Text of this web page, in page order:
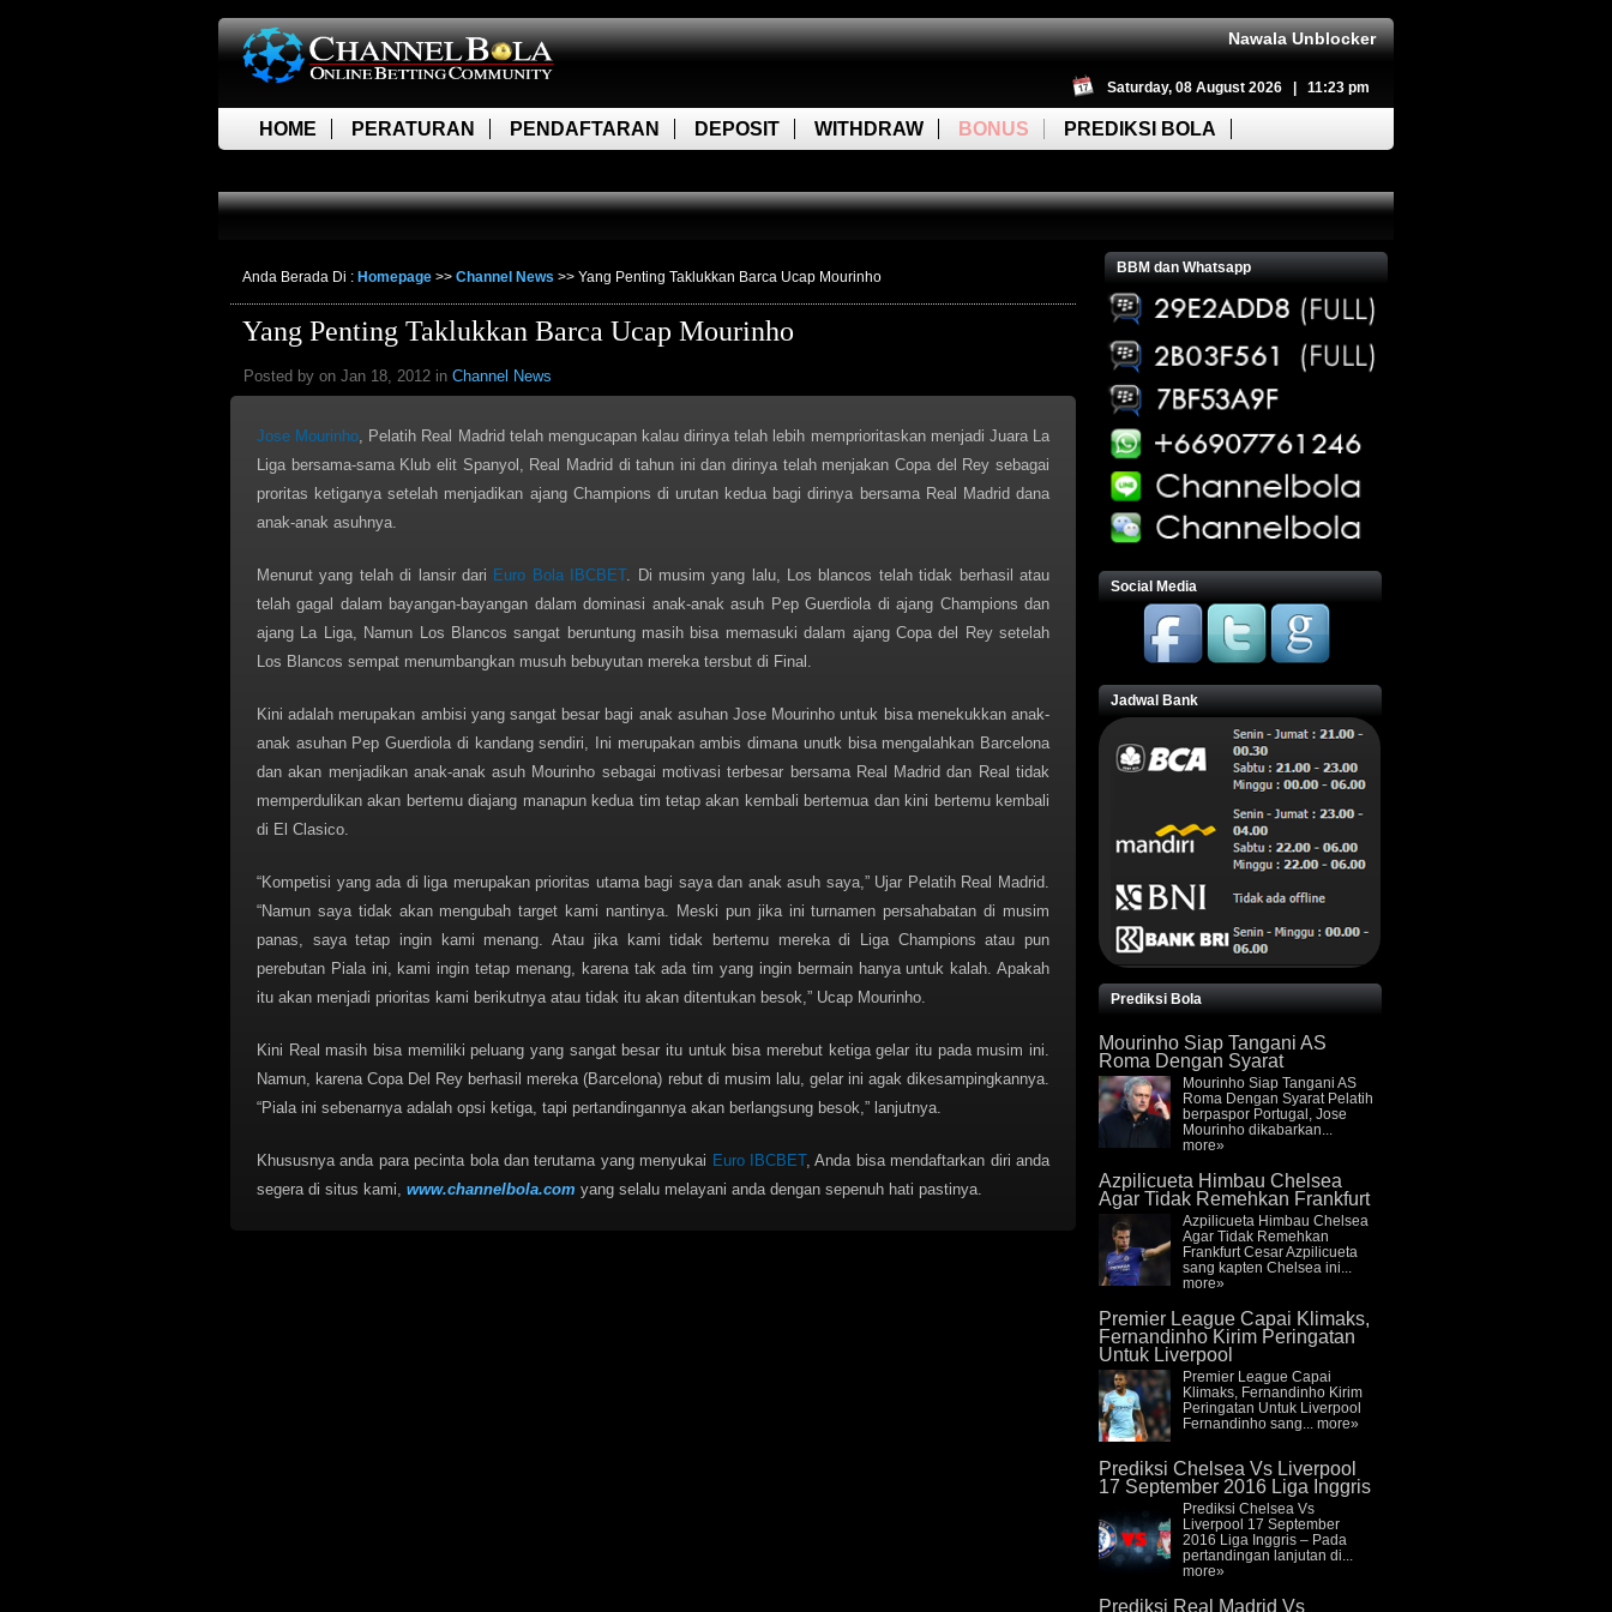
Nawala Unblocker
Saturday, 08 August 2026 | 11:23 pm
HOME PERATURAN PENDAFTARAN DEPOSIT WITHDRAW BONUS PREDIKSI BOLA
Anda Berada Di : Homepage >> Channel News >> Yang Penting Taklukkan Barca Ucap Mourinho
Yang Penting Taklukkan Barca Ucap Mourinho
Posted by on Jan 18, 2012 in Channel News
Jose Mourinho, Pelatih Real Madrid telah mengucapan kalau dirinya telah lebih memprioritaskan menjadi Juara La
Liga bersama-sama Klub elit Spanyol, Real Madrid di tahun ini dan dirinya telah menjakan Copa del Rey sebagai
proritas ketiganya setelah menjadikan ajang Champions di urutan kedua bagi dirinya bersama Real Madrid dana
anak-anak asuhnya.
Menurut yang telah di lansir dari Euro Bola IBCBET. Di musim yang lalu, Los blancos telah tidak berhasil atau
telah gagal dalam bayangan-bayangan dalam dominasi anak-anak asuh Pep Guerdiola di ajang Champions dan
ajang La Liga, Namun Los Blancos sangat beruntung masih bisa memasuki dalam ajang Copa del Rey setelah
Los Blancos sempat menumbangkan musuh bebuyutan mereka tersbut di Final.
Kini adalah merupakan ambisi yang sangat besar bagi anak asuhan Jose Mourinho untuk bisa menekukkan anak-
anak asuhan Pep Guerdiola di kandang sendiri, Ini merupakan ambis dimana unutk bisa mengalahkan Barcelona
dan akan menjadikan anak-anak asuh Mourinho sebagai motivasi terbesar bersama Real Madrid dan Real tidak
memperdulikan akan bertemu diajang manapun kedua tim tetap akan kembali bertemua dan kini bertemu kembali
di El Clasico.
“Kompetisi yang ada di liga merupakan prioritas utama bagi saya dan anak asuh saya,” Ujar Pelatih Real Madrid.
“Namun saya tidak akan mengubah target kami nantinya. Meski pun jika ini turnamen persahabatan di musim
panas, saya tetap ingin kami menang. Atau jika kami tidak bertemu mereka di Liga Champions atau pun
perebutan Piala ini, kami ingin tetap menang, karena tak ada tim yang ingin bermain hanya untuk kalah. Apakah
itu akan menjadi prioritas kami berikutnya atau tidak itu akan ditentukan besok,” Ucap Mourinho.
Kini Real masih bisa memiliki peluang yang sangat besar itu untuk bisa merebut ketiga gelar itu pada musim ini.
Namun, karena Copa Del Rey berhasil mereka (Barcelona) rebut di musim lalu, gelar ini agak dikesampingkannya.
“Piala ini sebenarnya adalah opsi ketiga, tapi pertandingannya akan berlangsung besok,” lanjutnya.
Khususnya anda para pecinta bola dan terutama yang menyukai Euro IBCBET, Anda bisa mendaftarkan diri anda
segera di situs kami, www.channelbola.com yang selalu melayani anda dengan sepenuh hati pastinya.
BBM dan Whatsapp
Social Media
Jadwal Bank
Prediksi Bola
Mourinho Siap Tangani AS
Roma Dengan Syarat
Mourinho Siap Tangani AS
Roma Dengan Syarat Pelatih
berpaspor Portugal, Jose
Mourinho dikabarkan...
more»
Azpilicueta Himbau Chelsea
Agar Tidak Remehkan Frankfurt
Azpilicueta Himbau Chelsea
Agar Tidak Remehkan
Frankfurt Cesar Azpilicueta
sang kapten Chelsea ini...
more»
Premier League Capai Klimaks,
Fernandinho Kirim Peringatan
Untuk Liverpool
Premier League Capai
Klimaks, Fernandinho Kirim
Peringatan Untuk Liverpool
Fernandinho sang... more»
Prediksi Chelsea Vs Liverpool
17 September 2016 Liga Inggris
Prediksi Chelsea Vs
Liverpool 17 September
2016 Liga Inggris – Pada
pertandingan lanjutan di...
more»
Prediksi Real Madrid Vs